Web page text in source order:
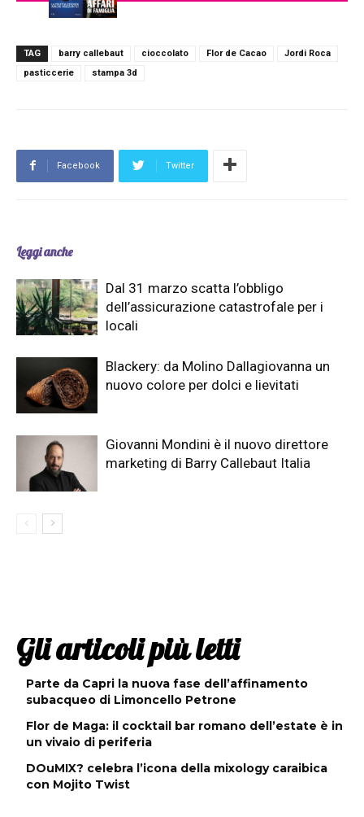
TAG barry callebaut cioccolato Flor de Cacao
Jordi Roca
pasticcerie
stampa 3d
Facebook Twitter
Leggi anche
Dal 31 marzo scatta l’obbligo
dell’assicurazione catastrofale per i
locali
Blackery: da Molino Dallagiovanna un
nuovo colore per dolci e lievitati
Giovanni Mondini è il nuovo direttore
marketing di Barry Callebaut Italia
Gli articoli più letti
Parte da Capri la nuova fase dell’affinamento
subacqueo di Limoncello Petrone
Flor de Maga: il cocktail bar romano dell’estate è in
un vivaio di periferia
DOuMIX? celebra l’icona della mixology caraibica
con Mojito Twist